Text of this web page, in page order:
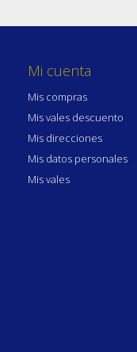
Mi cuenta
Mis compras
Mis vales descuento
Mis direcciones
Mis datos personales
Mis vales